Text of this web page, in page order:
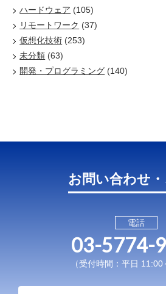
ハードウェア (105)
リモートワーク (37)
仮想化技術 (253)
未分類 (63)
開発・プログラミング (140)
お問い合わせ
電話
03-5774-
（受付時間：平日 11:00